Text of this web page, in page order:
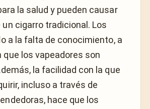
la salud y pueden causar
un cigarro tradicional. Los
a la falta de conocimiento, a
que los vapeadores son
la facilidad con la que
incluso a través de
hace que los